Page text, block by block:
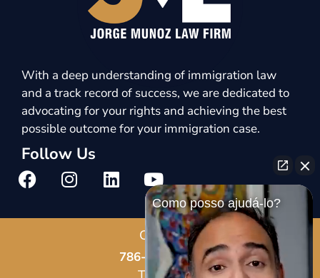
With a deep understanding of immigration law
and a track record of success, we are dedicated to
advocating for your rights and achieving the best
possible outcome for your immigration case.
Follow Us
Call Us
786-678-8587
Como posso ajudá-lo?